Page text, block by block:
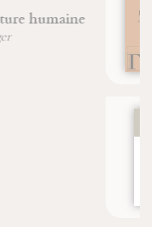
dans les
de l'âme
chrétien au